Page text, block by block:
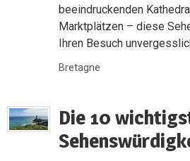
beeindruckenden
Marktplätzen – diese
Ihren Besuch
Bretagne
Die 10